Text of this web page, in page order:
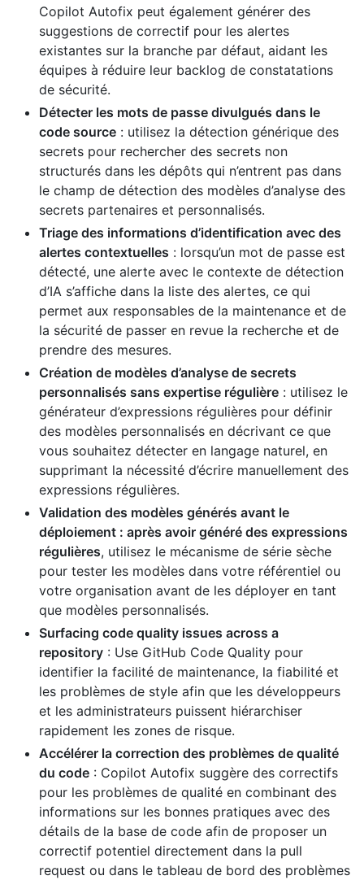
Copilot Autofix peut également générer des
suggestions de correctif pour les alertes
existantes sur la branche par défaut, aidant les
équipes à réduire leur backlog de constatations
de sécurité.
Détecter les mots de passe divulgués dans le
code source : utilisez la détection générique des
secrets pour rechercher des secrets non
structurés dans les dépôts qui n’entrent pas dans
le champ de détection des modèles d’analyse des
secrets partenaires et personnalisés.
Triage des informations d’identification avec des
alertes contextuelles : lorsqu’un mot de passe est
détecté, une alerte avec le contexte de détection
d’IA s’affiche dans la liste des alertes, ce qui
permet aux responsables de la maintenance et de
la sécurité de passer en revue la recherche et de
prendre des mesures.
Création de modèles d’analyse de secrets
personnalisés sans expertise régulière : utilisez le
générateur d’expressions régulières pour définir
des modèles personnalisés en décrivant ce que
vous souhaitez détecter en langage naturel, en
supprimant la nécessité d’écrire manuellement des
expressions régulières.
Validation des modèles générés avant le
déploiement : après avoir généré des expressions
régulières, utilisez le mécanisme de série sèche
pour tester les modèles dans votre référentiel ou
votre organisation avant de les déployer en tant
que modèles personnalisés.
Surfacing code quality issues across a
repository : Use GitHub Code Quality pour
identifier la facilité de maintenance, la fiabilité et
les problèmes de style afin que les développeurs
et les administrateurs puissent hiérarchiser
rapidement les zones de risque.
Accélérer la correction des problèmes de qualité
du code : Copilot Autofix suggère des correctifs
pour les problèmes de qualité en combinant des
informations sur les bonnes pratiques avec des
détails de la base de code afin de proposer un
correctif potentiel directement dans la pull
request ou dans le tableau de bord des problèmes